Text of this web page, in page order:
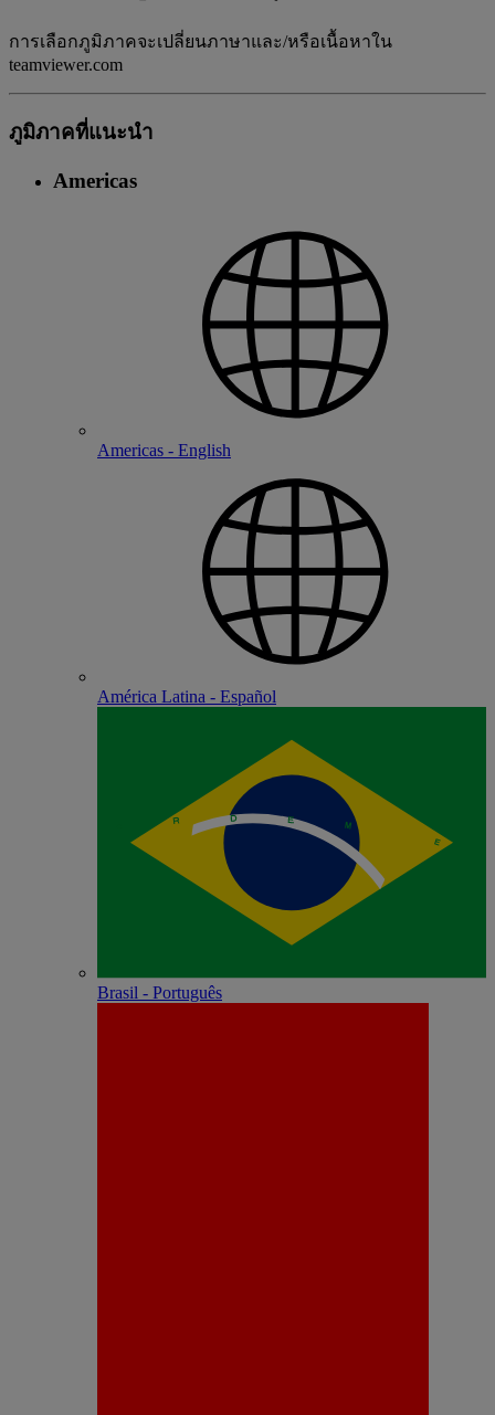
การเลือกภูมิภาคจะเปลี่ยนภาษาและ/หรือเนื้อหาใน
teamviewer.com
ภูมิภาคที่แนะนํา
Americas
Americas - English
América Latina - Español
Brasil - Português